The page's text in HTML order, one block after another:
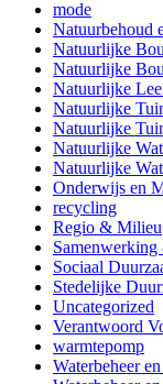
mode
Natuurbehoud
Natuurlijke
Natuurlijke
Natuurlijke
Natuurlijke
Natuurlijke
Natuurlijke
Natuurlijke
Onderwijs en
recycling
Regio & Milieu
Sociaal
Stedelijke
Uncategorized
Verantwoord
warmtepomp
Waterbeheer